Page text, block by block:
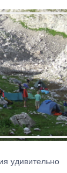
удивительно